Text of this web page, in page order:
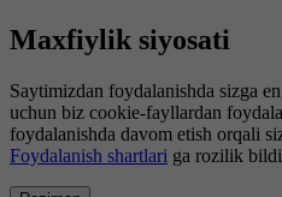
Maxfiylik siyosati
Saytimizdan foydalanishda sizga
uchun biz cookie-fayllardan
foydalanishda davom etish orqali
Foydalanish shartlari ga rozilik